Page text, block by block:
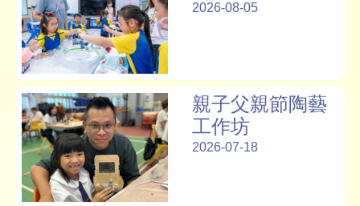
2026-08-05
親子父親節陶藝
工作坊
2026-07-18